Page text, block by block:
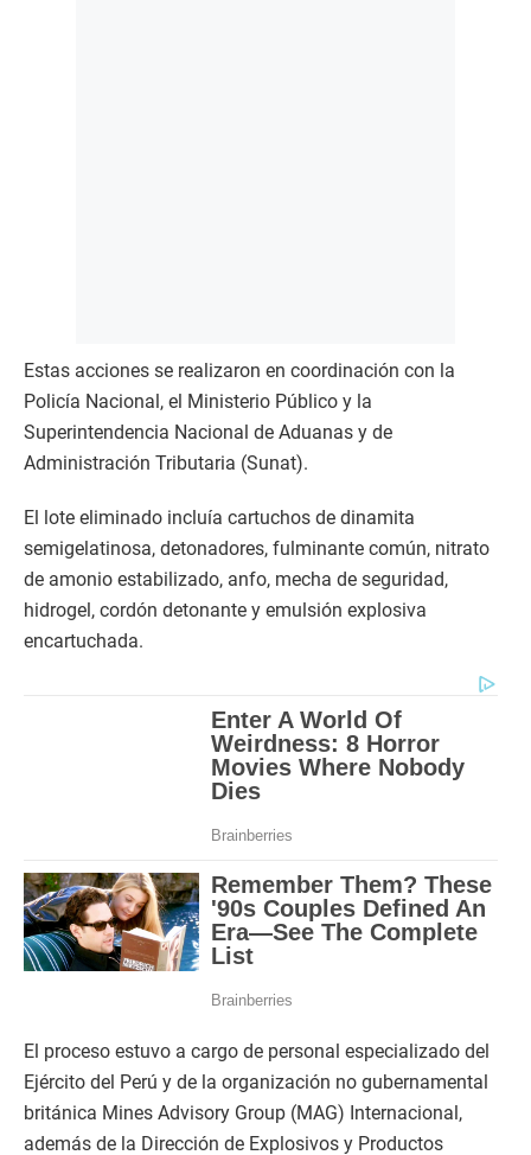
Estas acciones se realizaron en coordinación con la
Policía Nacional, el Ministerio Público y la
Superintendencia Nacional de Aduanas y de
Administración Tributaria (Sunat).
El lote eliminado incluía cartuchos de dinamita
semigelatinosa, detonadores, fulminante común, nitrato
de amonio estabilizado, anfo, mecha de seguridad,
hidrogel, cordón detonante y emulsión explosiva
encartuchada.
El proceso estuvo a cargo de personal especializado del
Ejército del Perú y de la organización no gubernamental
británica Mines Advisory Group (MAG) Internacional,
además de la Dirección de Explosivos y Productos